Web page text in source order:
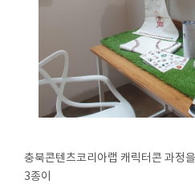
충북콘텐츠코리아랩 캐릭터콘 과정
3종이